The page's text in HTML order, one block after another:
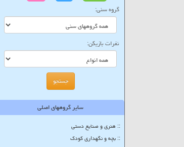
گروه سنی:
نفرات بازیکن:
سایر گروههای اصلی
:: هنری و صنایع دستی
:: بچه و نگهداری کودک